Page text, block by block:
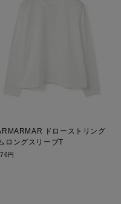
ドローストリング
ロングスリーブT
円